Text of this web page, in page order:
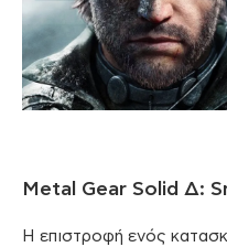
Metal Gear Solid Δ:
Η επιστροφή ενός